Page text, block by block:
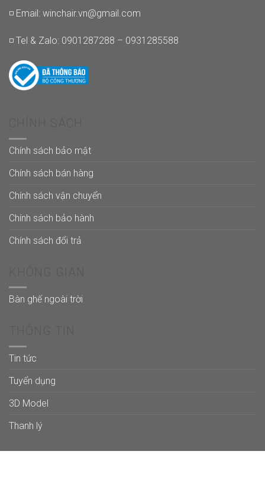
◽ Email: winchair.vn@gmail.com
◽ Tel & Zalo: 0901287288 – 0931285588
Chính sách bảo mật
Chính sách bán hàng
Chính sách vận chuyển
Chính sách bảo hành
Chính sách đổi trả
Bàn ghế ngoài trời
Tin tức
Tuyển dụng
3D Model
Thanh lý